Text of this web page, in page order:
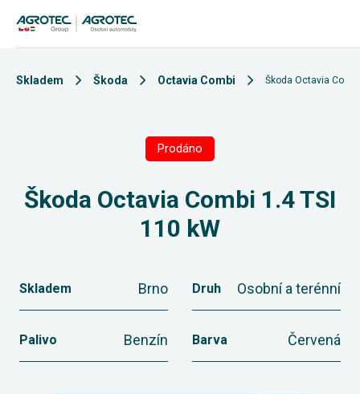
Skladem Škoda Octavia Combi Škoda Octavia
Prodáno
Škoda Octavia Combi 1.4 TSI
110 kW
Skladem Brno Druh Osobní a terénní
Palivo Benzín Barva Červená